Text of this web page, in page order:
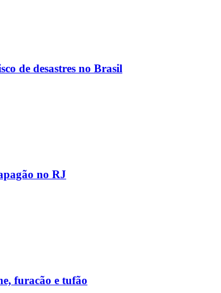
de desastres no Brasil
no RJ
furacão e tufão